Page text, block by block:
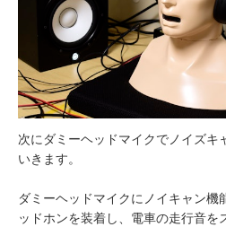
次にダミーヘッドマイクでノイズキ
いきます。
ダミーヘッドマイクにノイキャン機
ッドホンを装着し、電車の走行音を